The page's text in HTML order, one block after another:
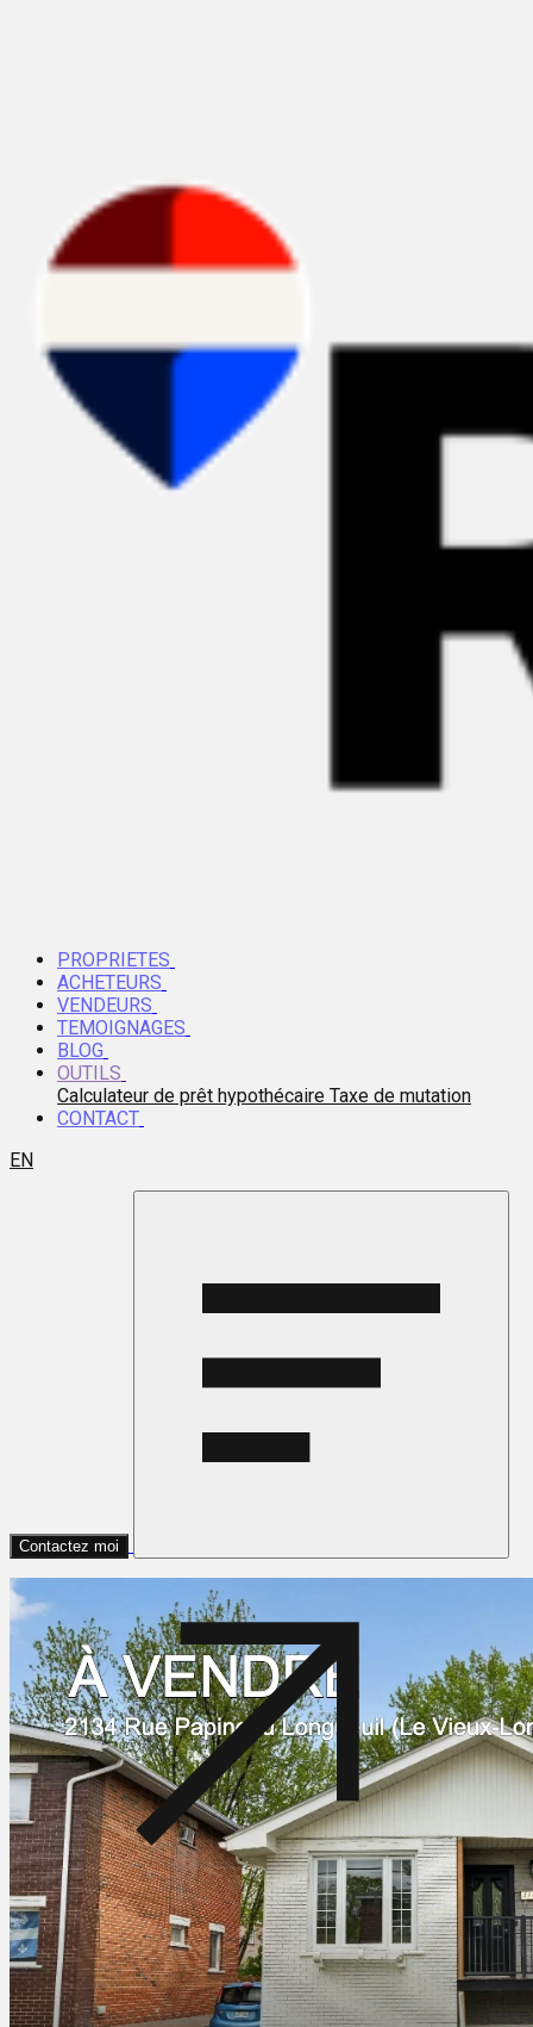
PROPRIETES
ACHETEURS
VENDEURS
TEMOIGNAGES
BLOG
OUTILS
Calculateur de prêt hypothécaire Taxe de mutation
CONTACT
EN
Contactez moi